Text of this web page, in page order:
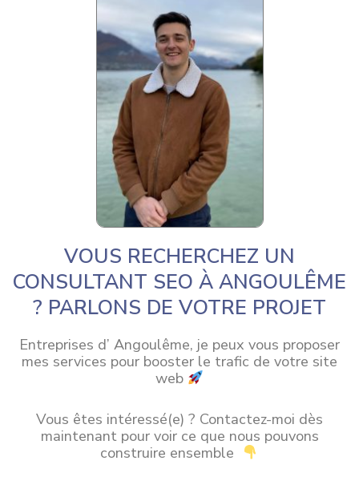
VOUS RECHERCHEZ UN
CONSULTANT SEO À ANGOULÊME
? PARLONS DE VOTRE PROJET
Entreprises d’ Angoulême, je peux vous proposer
mes services pour booster le trafic de votre site
web
Vous êtes intéressé(e) ? Contactez-moi dès
maintenant pour voir ce que nous pouvons
construire ensemble